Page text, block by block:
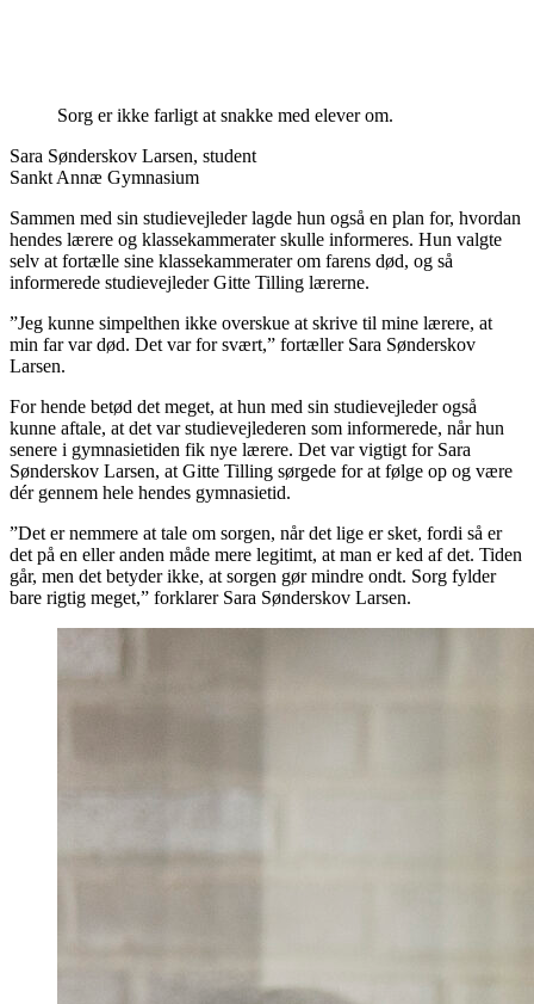
Sorg er ikke farligt at snakke med elever om.
Sara Sønderskov Larsen, student
Sankt Annæ Gymnasium
Sammen med sin studievejleder lagde hun også en plan for, hvordan
hendes lærere og klassekammerater skulle informeres. Hun valgte
selv at fortælle sine klassekammerater om farens død, og så
informerede studievejleder Gitte Tilling lærerne.
”Jeg kunne simpelthen ikke overskue at skrive til mine lærere, at
min far var død. Det var for svært,” fortæller Sara Sønderskov
Larsen.
For hende betød det meget, at hun med sin studievejleder også
kunne aftale, at det var studievejlederen som informerede, når hun
senere i gymnasietiden fik nye lærere. Det var vigtigt for Sara
Sønderskov Larsen, at Gitte Tilling sørgede for at følge op og være
dér gennem hele hendes gymnasietid.
”Det er nemmere at tale om sorgen, når det lige er sket, fordi så er
det på en eller anden måde mere legitimt, at man er ked af det. Tiden
går, men det betyder ikke, at sorgen gør mindre ondt. Sorg fylder
bare rigtig meget,” forklarer Sara Sønderskov Larsen.